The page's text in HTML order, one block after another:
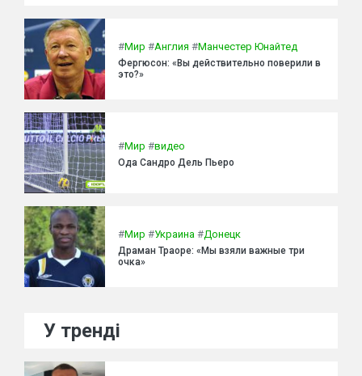
#Мир #Англия #Манчестер Юнайтед
Фергюсон: «Вы действительно поверили в
это?»
#Мир #видео
Ода Сандро Дель Пьеро
#Мир #Украина #Донецк
Драман Траоре: «Мы взяли важные три
очка»
У тренді